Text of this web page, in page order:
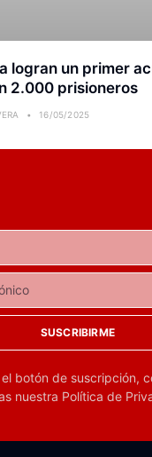
logran un primer
2.000 prisioneros
16/05/2025
SUSCRIBIRME
botón de suscripción,
nuestra Política de